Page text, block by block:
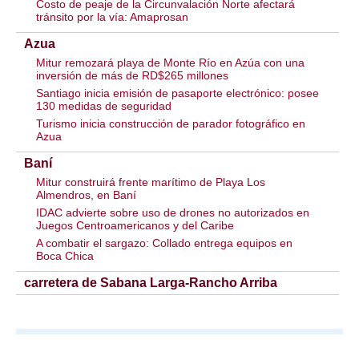
Costo de peaje de la Circunvalación Norte afectará
tránsito por la vía: Amaprosan
Azua
Mitur remozará playa de Monte Río en Azúa con una
inversión de más de RD$265 millones
Santiago inicia emisión de pasaporte electrónico: posee
130 medidas de seguridad
Turismo inicia construcción de parador fotográfico en
Azua
Baní
Mitur construirá frente marítimo de Playa Los
Almendros, en Baní
IDAC advierte sobre uso de drones no autorizados en
Juegos Centroamericanos y del Caribe
A combatir el sargazo: Collado entrega equipos en
Boca Chica
carretera de Sabana Larga-Rancho Arriba